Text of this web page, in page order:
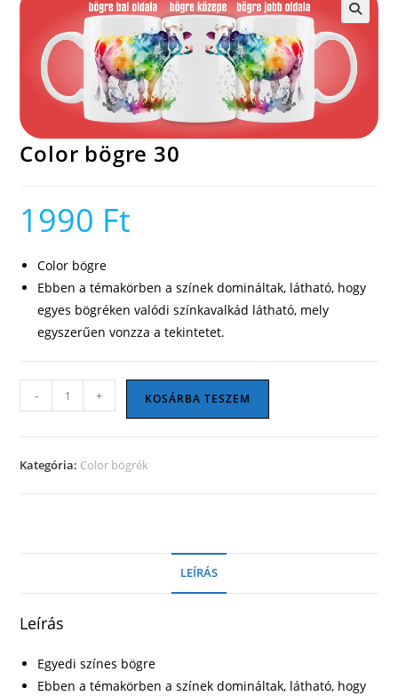
Color bögre 30
1990 Ft
Color bögre
Ebben a témakörben a színek domináltak, látható, hogy
egyes bögréken valódi színkavalkád látható, mely
egyszerűen vonzza a tekintetet.
bögre
mennyiség
- + KOSÁRBA TESZEM
Kategória: Color bögrék
LEÍRÁS
Leírás
Egyedi színes bögre
Ebben a témakörben a színek domináltak, látható, hogy